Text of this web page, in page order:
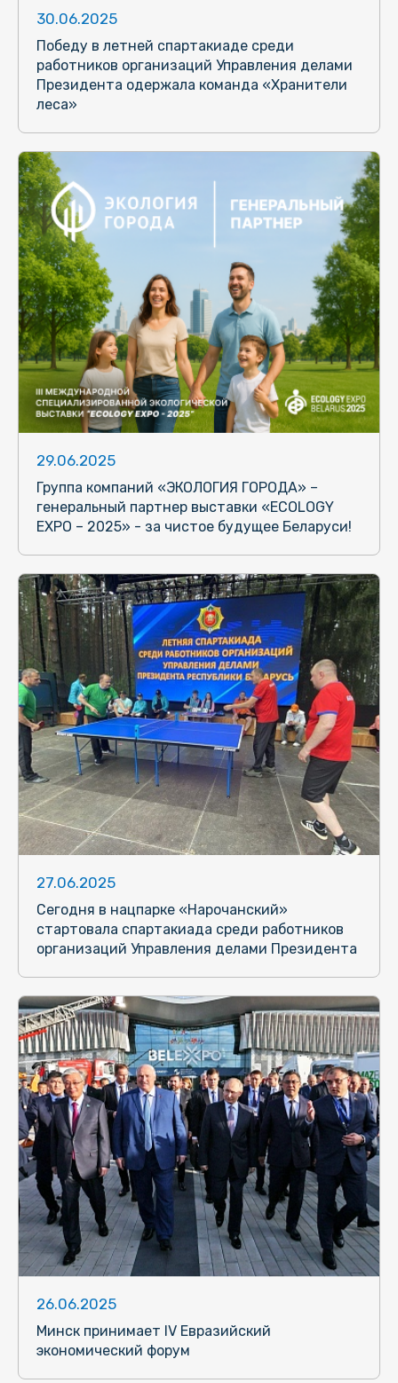
30.06.2025
Победу в летней спартакиаде среди
работников организаций Управления делами
Президента одержала команда «Хранители
леса»
29.06.2025
Группа компаний «ЭКОЛОГИЯ ГОРОДА» –
генеральный партнер выставки «ECOLOGY
EXPO – 2025» - за чистое будущее Беларуси!
27.06.2025
Сегодня в нацпарке «Нарочанский»
стартовала спартакиада среди работников
организаций Управления делами Президента
26.06.2025
Минск принимает IV Евразийский
экономический форум